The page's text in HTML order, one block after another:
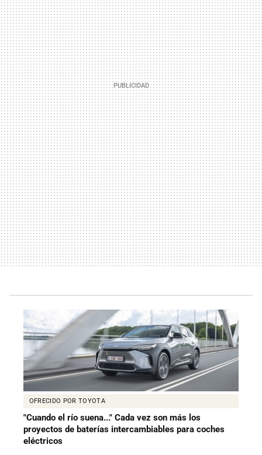
OFRECIDO POR TOYOTA
"Cuando el río suena..." Cada vez son más los
proyectos de baterías intercambiables para coches
eléctricos